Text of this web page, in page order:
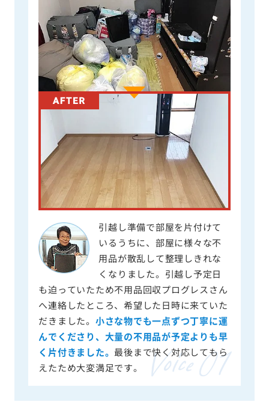
引越し準備で部屋を片付けて
いるうちに、部屋に様々な不
用品が散乱して整理しきれな
くなりました。引越し予定日
も迫っていたため不用品回収プログレスさん
へ連絡したところ、希望した日時に来ていた
だきました。 小さな物でも一点ずつ丁寧に運
んでくださり、大量の不用品が予定よりも早
く片付きました。 最後まで快く対応してもら
えたため大変満足です。